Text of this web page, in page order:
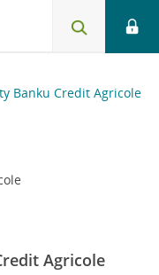
Banku Credit Agricole
Agricole